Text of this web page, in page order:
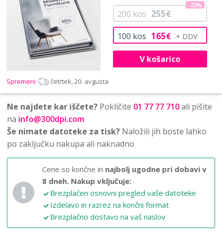
100 kos 165€
200 kos 255€
-22%
V košarico
Spremeni četrtek, 20. avgusta
Ne najdete kar iščete? Pokličite 01 77 77 710ali pišite
na info@300dpi.com
Še nimate datoteke za tisk? Naložili jih boste lahko
po zaključku nakupa ali naknadno
Cene so končne in najbolj ugodne pri dobavi v
8 dneh. Nakup vključuje:
Brezplačen osnovni pregled vaše datoteke
Izdelavo in razrez na končni format
Brezplačno dostavo na vaš naslov